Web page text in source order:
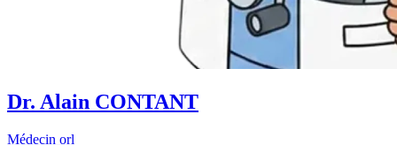
Dr. Alain CONTANT
Médecin orl